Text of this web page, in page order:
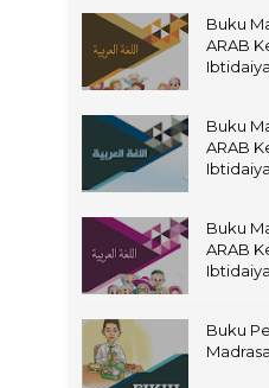
Buku
ARAB
Buku
ARAB
Buku
ARAB
Buku